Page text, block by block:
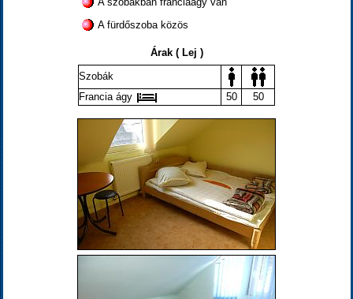
A fürdőszoba közös
Árak ( Lej )
Szobák
Francia ágy
50 50